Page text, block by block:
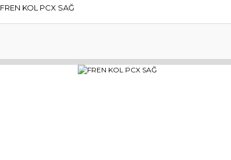
FREN KOL PCX SAĞ